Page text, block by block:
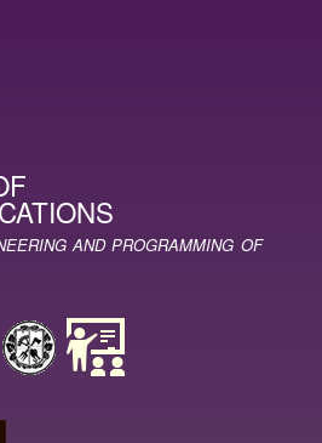
AND PROGRAMMING OF